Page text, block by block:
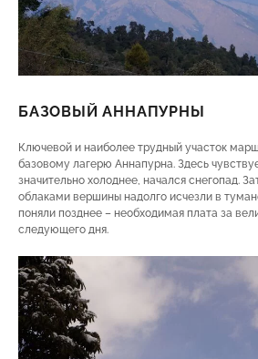
БАЗОВЫЙ АННАПУРНЫ
Ключевой и наиболее трудный участок
базовому лагерю Аннапурна. Здесь
значительно холоднее, начался снегопад.
облаками вершины надолго исчезли в
поняли позднее – необходимая плата за
следующего дня.